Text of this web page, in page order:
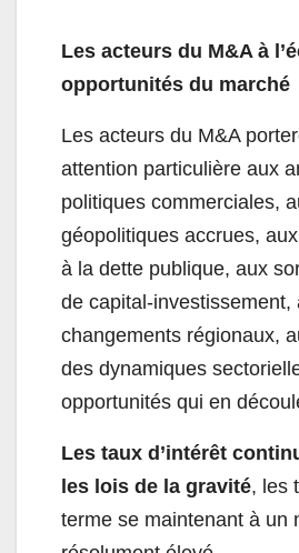
Les acteurs du M&A à
opportunités du marché
Les acteurs du M&A
attention particulière aux
politiques commerciales,
géopolitiques accrues,
à la dette publique, aux
de capital-investissement,
changements régionaux,
des dynamiques
opportunités qui en
Les taux d’intérêt
les lois de la gravité, les
terme se maintenant à un